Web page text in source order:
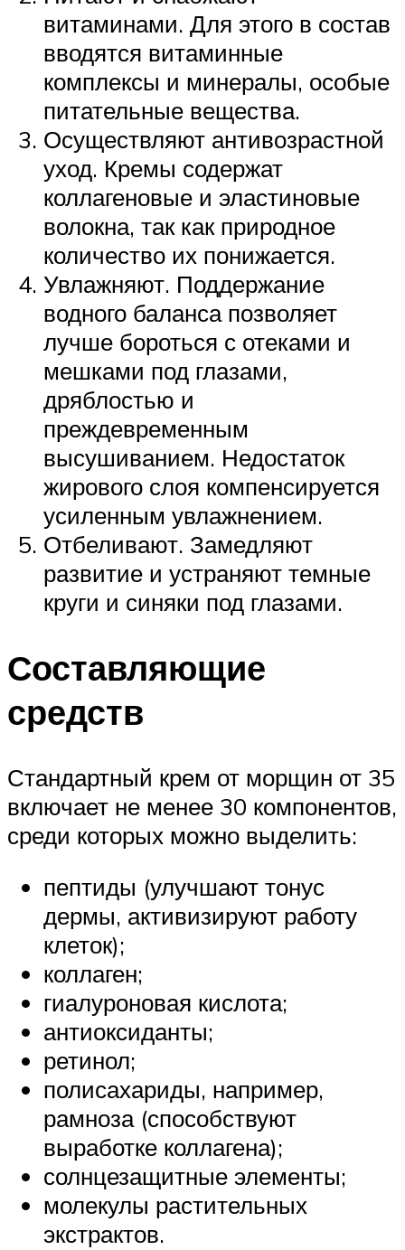
витаминами. Для этого в состав
вводятся витаминные
комплексы и минералы, особые
питательные вещества.
Осуществляют антивозрастной
уход. Кремы содержат
коллагеновые и эластиновые
волокна, так как природное
количество их понижается.
Увлажняют. Поддержание
водного баланса позволяет
лучше бороться с отеками и
мешками под глазами,
дряблостью и
преждевременным
высушиванием. Недостаток
жирового слоя компенсируется
усиленным увлажнением.
Отбеливают. Замедляют
развитие и устраняют темные
круги и синяки под глазами.
Составляющие
средств
Стандартный крем от морщин от 35
включает не менее 30 компонентов,
среди которых можно выделить:
пептиды (улучшают тонус
дермы, активизируют работу
клеток);
коллаген;
гиалуроновая кислота;
антиоксиданты;
ретинол;
полисахариды, например,
рамноза (способствуют
выработке коллагена);
солнцезащитные элементы;
молекулы растительных
экстрактов.